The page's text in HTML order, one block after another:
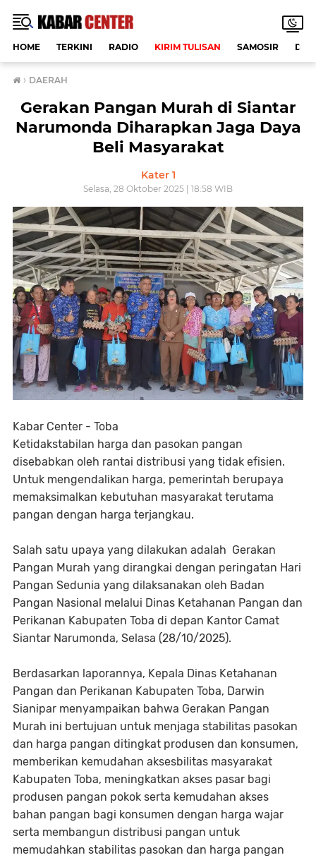
HOME TERKINI RADIO KIRIM TULISAN SAMOSIR
› DAERAH
Gerakan Pangan Murah di Siantar
Narumonda Diharapkan Jaga Daya
Beli Masyarakat
Kater 1
Selasa, 28 Oktober 2025 | 18:58 WIB
Kabar Center - Toba
Ketidakstabilan harga dan pasokan pangan
disebabkan oleh rantai distribusi yang tidak efisien.
Untuk mengendalikan harga, pemerintah berupaya
memaksimalkan kebutuhan masyarakat terutama
pangan dengan harga terjangkau.
Salah satu upaya yang dilakukan adalah Gerakan
Pangan Murah yang dirangkai dengan peringatan Hari
Pangan Sedunia yang dilaksanakan oleh Badan
Pangan Nasional melalui Dinas Ketahanan Pangan dan
Perikanan Kabupaten Toba di depan Kantor Camat
Siantar Narumonda, Selasa (28/10/2025).
Berdasarkan laporannya, Kepala Dinas Ketahanan
Pangan dan Perikanan Kabupaten Toba, Darwin
Sianipar menyampaikan bahwa Gerakan Pangan
Murah ini bertujuan untuk menjaga stabilitas pasokan
dan harga pangan ditingkat produsen dan konsumen,
memberikan kemudahan aksesbilitas masyarakat
Kabupaten Toba, meningkatkan akses pasar bagi
produsen pangan pokok serta kemudahan akses
bahan pangan bagi konsumen dengan harga wajar
serta membangun distribusi pangan untuk
memudahkan stabilitas pasokan dan harga pangan